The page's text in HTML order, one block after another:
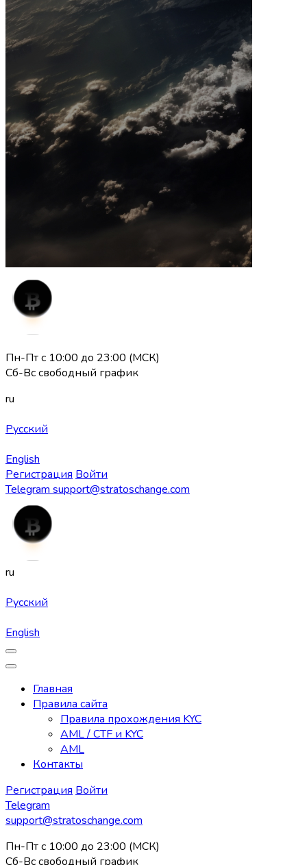
Пн-Пт с 10:00 до 23:00 (МСК)
Сб-Вс свободный график
ru
Русский
English
Регистрация Войти
Telegram support@stratoschange.com
ru
Русский
English
Главная
Правила сайта
Правила прохождения KYC
AML / CTF и KYC
AML
Контакты
Регистрация Войти
Telegram
support@stratoschange.com
Пн-Пт с 10:00 до 23:00 (МСК)
Сб-Вс свободный график